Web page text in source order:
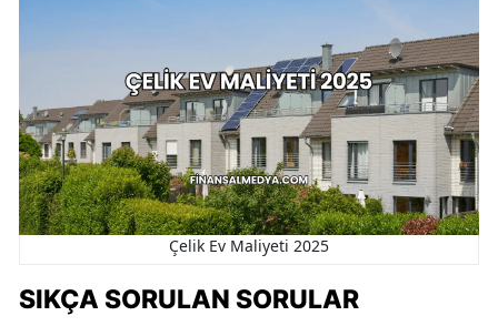
Çelik Ev Maliyeti 2025
SIKÇA SORULAN SORULAR